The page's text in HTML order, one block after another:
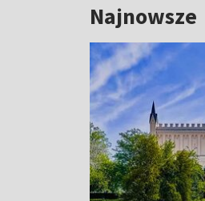
Najnowsze